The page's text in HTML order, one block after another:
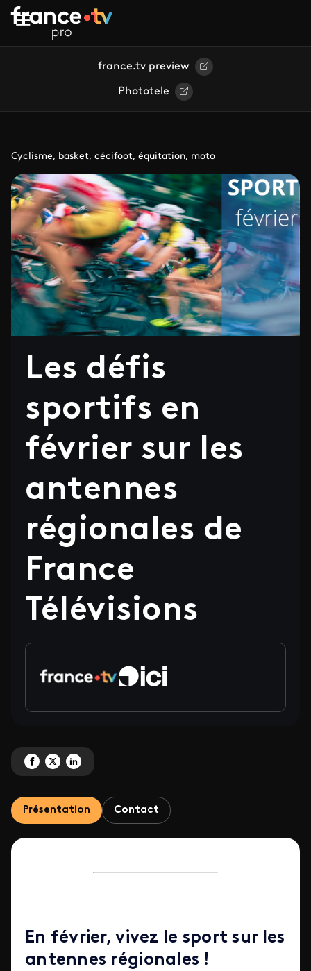
Aller au contenu principal
france.tv preview
Phototele
Cyclisme, basket, cécifoot, équitation, moto
Les défis
sportifs en
février sur les
antennes
régionales de
France
Télévisions
Partagez 'Les défis sportifs en février sur les antennes régionales de France
Partagez 'Les défis sportifs en février sur les antennes régionales de
Partagez 'Les défis sportifs en février sur les antennes régionales
Présentation Contact
En février, vivez le sport sur les
antennes régionales !